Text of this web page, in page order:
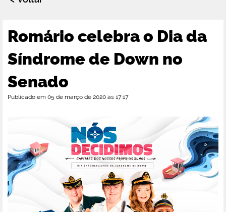
Romário celebra o Dia da
Síndrome de Down no
Senado
Publicado em 05 de março de 2020 às 17:17